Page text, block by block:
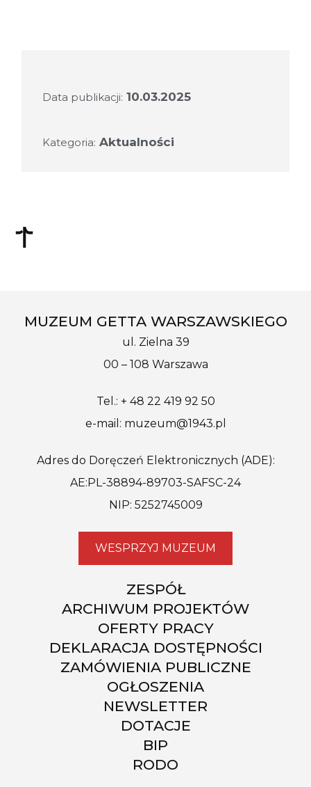
Data publikacji: 10.03.2025
Kategoria: Aktualności
MUZEUM GETTA WARSZAWSKIEGO
ul. Zielna 39
00 – 108 Warszawa
Tel.: + 48 22 419 92 50
e-mail: muzeum@1943.pl
Adres do Doręczeń Elektronicznych (ADE):
AE:PL-38894-89703-SAFSC-24
NIP: 5252745009
WESPRZYJ MUZEUM
ZESPÓŁ
ARCHIWUM PROJEKTÓW
OFERTY PRACY
DEKLARACJA DOSTĘPNOŚCI
ZAMÓWIENIA PUBLICZNE
OGŁOSZENIA
NEWSLETTER
DOTACJE
BIP
RODO